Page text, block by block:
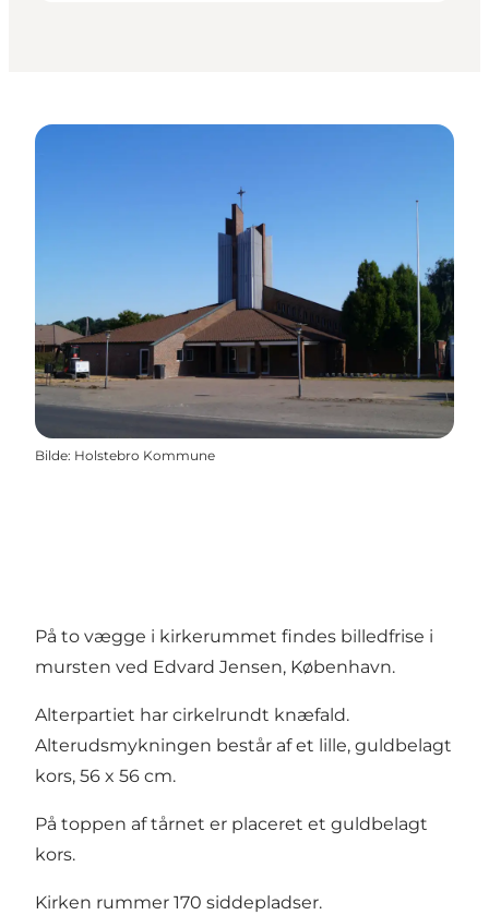
Bilde: Holstebro Kommune
På to vægge i kirkerummet findes billedfrise i
mursten ved Edvard Jensen, København.
Alterpartiet har cirkelrundt knæfald.
Alterudsmykningen består af et lille, guldbelagt
kors, 56 x 56 cm.
På toppen af tårnet er placeret et guldbelagt
kors.
Kirken rummer 170 siddepladser.